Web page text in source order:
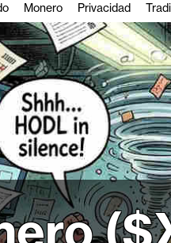
Monero Privacidad